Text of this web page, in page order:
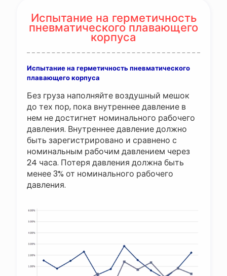
Испытание на герметичность
пневматического плавающего
корпуса
Испытание на герметичность пневматического
плавающего корпуса
Без груза наполняйте воздушный мешок
до тех пор, пока внутреннее давление в
нем не достигнет номинального рабочего
давления. Внутреннее давление должно
быть зарегистрировано и сравнено с
номинальным рабочим давлением через
24 часа. Потеря давления должна быть
менее 3% от номинального рабочего
давления.